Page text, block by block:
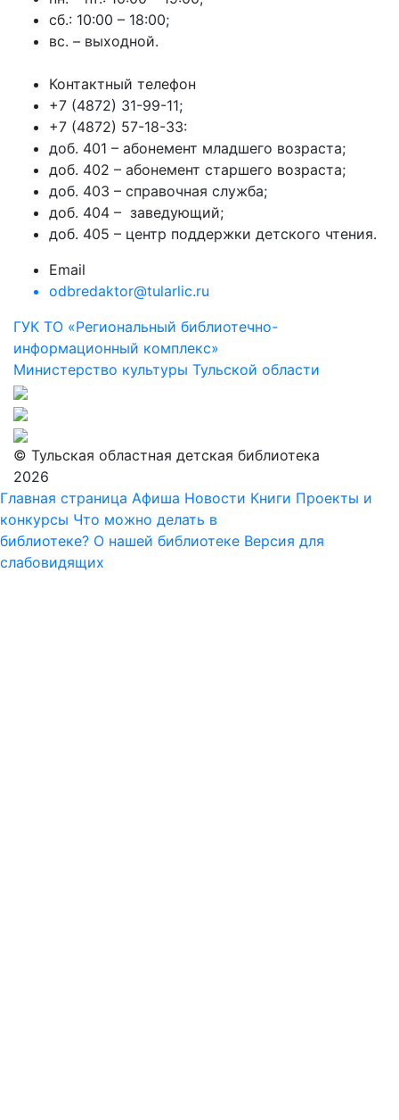
сб.: 10:00 – 18:00;
вс. – выходной.
Контактный телефон
+7 (4872) 31-99-11;
+7 (4872) 57-18-33:
доб. 401 – абонемент младшего возраста;
доб. 402 – абонемент старшего возраста;
доб. 403 – справочная служба;
доб. 404 – заведующий;
доб. 405 – центр поддержки детского чтения.
Email
odbredaktor@tularlic.ru
ГУК ТО «Региональный библиотечно-
информационный комплекс»
Министерство культуры Тульской области
© Тульская областная детская библиотека
2026
Главная страница Афиша Новости Книги Проекты и
конкурсы Что можно делать в
библиотеке? О нашей библиотеке Версия для
слабовидящих